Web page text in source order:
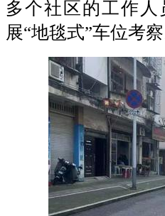
多个社区的工作
展“地毯式”车位考察